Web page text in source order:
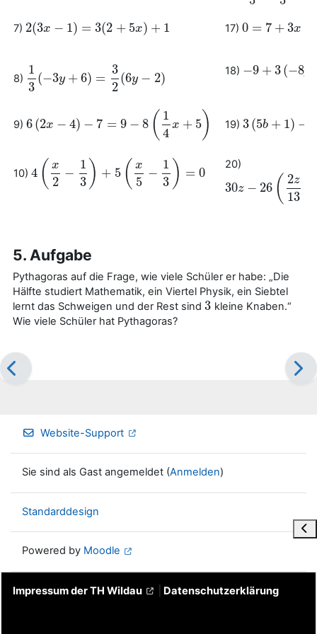
7) 2(3x − 1) = 3(2 + 5x) + 1
2(3x− 1) =3( 2+ 5x )+ 1 17) 0 = 7 + 3x
0 =7+3 x+ 4−
8)
1
3
(−3y +6) =
3
2
(6y − 2)
13(−3y+ 6)=32(6 y−2)
18) −9 +3(−8
−9+3( −8 p+3
9) 6(2x − 4) − 7 = 9 − 8 ( 1
4
x + 5)
6 (2x− 4)−7=9−8 (14 x+5 19) 3(5b + 1) −
3 (5b+1) −3 b=
10) 4 ( x
2
−
1
3 ) + 5 ( x
5
−
1
3 ) = 0
4 x 2− 3) +5 x 5− 13 )= 0
20)
30z − 26 ( 2z
13
30z−26(2 z 13−1
5. Aufgabe
Pythagoras auf die Frage, wie viele Schüler er habe: „Die
Hälfte studiert Mathematik, ein Viertel Physik, ein Siebtel
lernt das Schweigen und der Rest sind 3
3 kleine Knaben.“
Wie viele Schüler hat Pythagoras?
Website-Support
Sie sind als Gast angemeldet (Anmelden)
Standarddesign
Powered by Moodle
Impressum der TH Wildau Datenschutzerklärung